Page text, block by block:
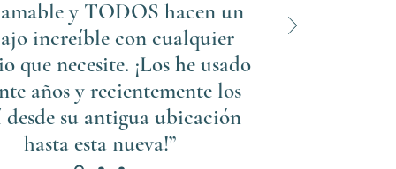
y TODOS hacen un
increíble con cualquier
que necesite. ¡Los he usado
años y recientemente los
desde su antigua ubicación
hasta esta nueva!”